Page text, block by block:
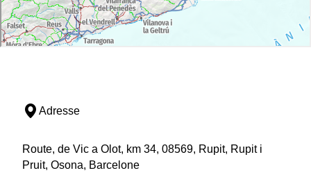
Adresse
Route, de Vic a Olot, km 34, 08569, Rupit, Rupit i
Pruit, Osona, Barcelone